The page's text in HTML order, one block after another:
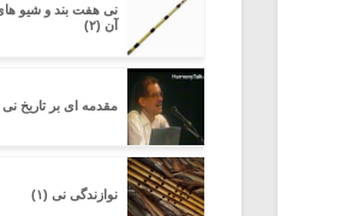
نی هفت بند و شیو
آن (۲)
مقدمه ای بر تاریخ نی
نوازندگی نی (۱)
مشهورترین باشی،
بدنام ترین باش